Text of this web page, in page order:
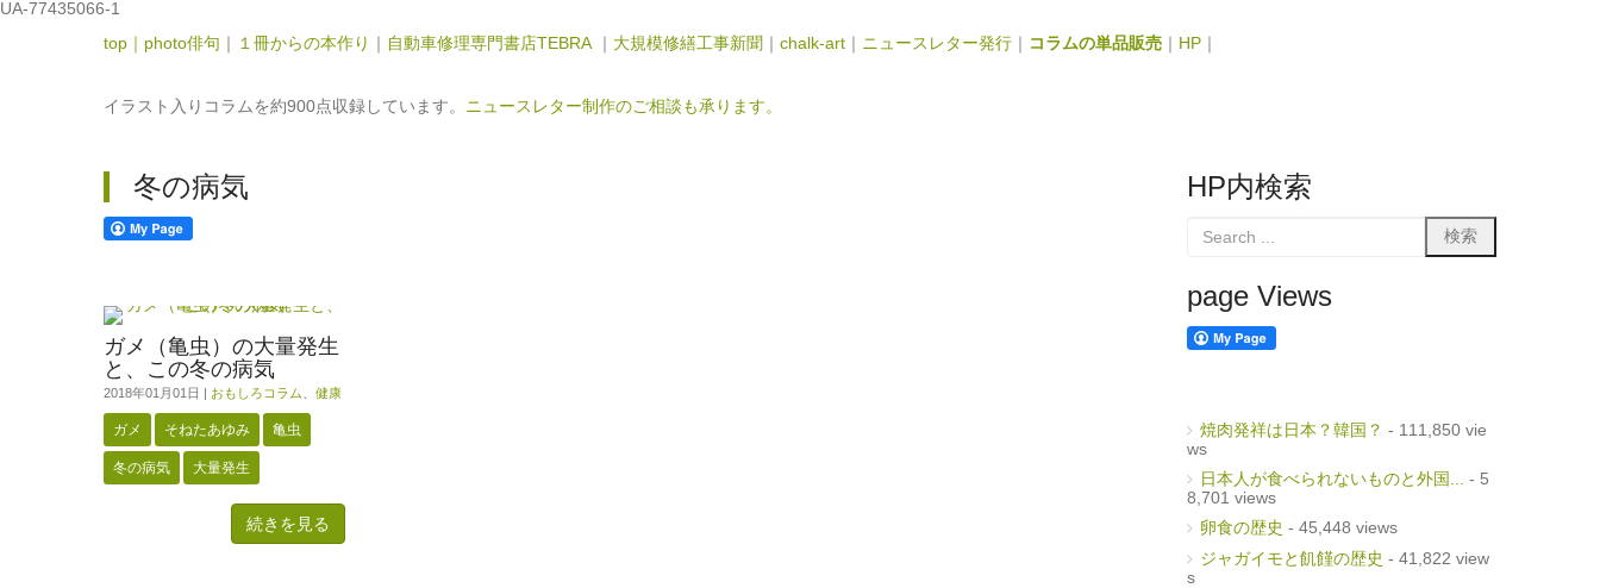
UA-77435066-1
top｜ photo俳句 ｜ １冊からの本作り ｜ 自動車修理専門書店TEBRA ｜ 大規模修繕工事新聞 ｜ chalk-art ｜ ニュースレター発行 ｜ コラムの単品販売 ｜ HP ｜
イラスト入りコラムを約900点収録しています。 ニュースレター制作のご相談も承ります。
冬の病気
ガメ（亀虫）の大量発生
と、この冬の病気
2018年01月01日 | おもしろコラム 健康
ガメ そねたあゆみ 亀虫
冬の病気 大量発生
続きを見る
HP内検索
page Views
焼肉発祥は日本？韓国？ - 111,850 vie
ws
日本人が食べられないものと外国... - 5
8,701 views
卵食の歴史 - 45,448 views
ジャガイモと飢饉の歴史 - 41,822 view
s